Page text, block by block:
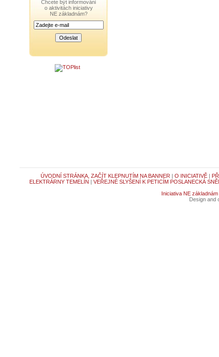
Chcete být informováni
o aktivitách iniciativy
NE základnám?
ÚVODNÍ STRÁNKA, ZAČÍT KLEPNUTÍM NA BANNER | O INICIATIVĚ|
ELEKTRÁRNY TEMELÍN | VEŘEJNÉ SLYŠENÍ K PETICÍM POSLANECKÁ
Iniciativa NE základnám
Design and